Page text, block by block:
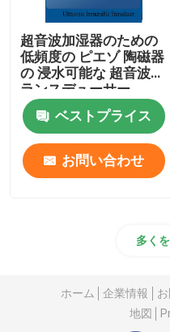
超音波加湿器のための
低頻度の ピエゾ 陶磁器
の 浸水可能な 超音波ト
ランスデューサー
ベストプライス
お問い合わせ
多く
ホーム 企業情報
地図